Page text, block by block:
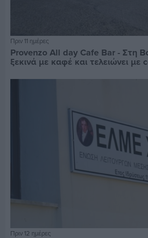
Πριν 11 ημέρες
Provenzo All day Cafe Bar - Στη
ξεκινά με καφέ και τελειώνει με
Πριν 12 ημέρες